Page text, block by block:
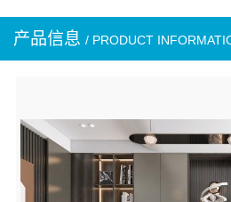
产品信息 / PRODUCT